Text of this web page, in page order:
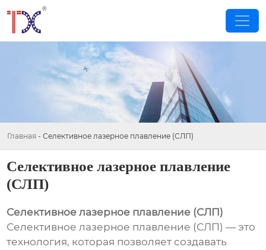
Главная - Селективное лазерное плавление (СЛП)
Селективное лазерное плавление
(СЛП)
Селективное лазерное плавление (СЛП)
Селективное лазерное плавление (СЛП) — это
технология, которая позволяет создавать